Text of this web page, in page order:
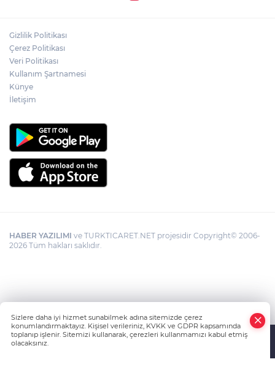
Gizlilik Politikası
Çerez Politikası
Veri Politikası
Kullanım Şartnamesi
Künye
İletişim
HABER YAZILIMI ve TURKTICARET.NET projesidir Copyright© 2006-
2026 Tüm hakları saklıdır.
Sizlere daha iyi hizmet sunabilmek adına sitemizde çerez
konumlandırmaktayız. Kişisel verileriniz, KVKK ve GDPR kapsamında
toplanıp işlenir. Sitemizi kullanarak, çerezleri kullanmamızı kabul etmiş
olacaksınız.